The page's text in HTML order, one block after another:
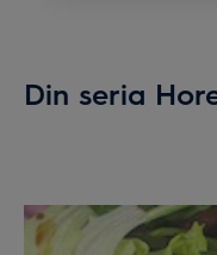
Din seria